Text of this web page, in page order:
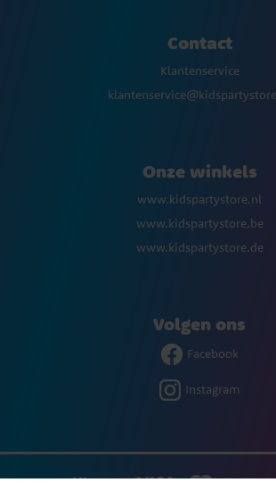
Contact
Klantenservice
Onze winkels
www.kidspartystore.nl
www.kidspartystore.be
www.kidspartystore.de
Volgen ons
Facebook
Instagram